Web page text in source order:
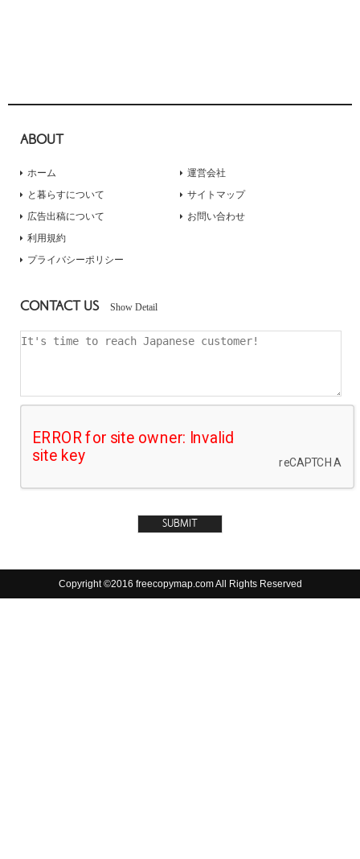
ABOUT
ホーム
と暮らすについて
広告出稿について
運営会社
サイトマップ
お問い合わせ
利用規約
プライバシーポリシー
CONTACT US Show Detail
Copyright ©2016 freecopymap.com All Rights Reserved